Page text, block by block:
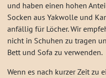
und haben einen hohen
Socken aus Yakwolle und
anfällig für Löcher. Wir
nicht in Schuhen zu tragen
Bett und Sofa zu verwenden.
Wenn es nach kurzer Zeit zu